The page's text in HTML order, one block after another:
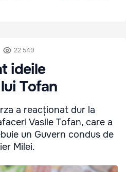
22 549
ideile
Tofan
a reacționat dur la
Vasile Tofan, care a
un Guvern condus de
Milei.